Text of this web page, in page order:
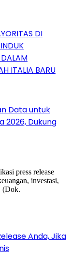
DI
ITALIA BARU
Data untuk
2026, Dukung
Anda, Jika